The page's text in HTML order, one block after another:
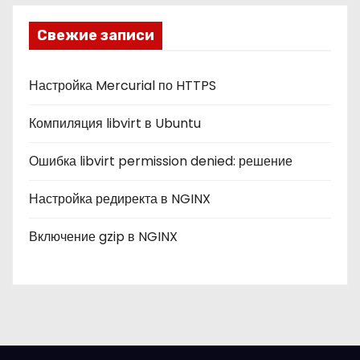
к
и
Свежие записи
Настройка Mercurial по HTTPS
Компиляция libvirt в Ubuntu
Ошибка libvirt permission denied: решение
Настройка редиректа в NGINX
Включение gzip в NGINX